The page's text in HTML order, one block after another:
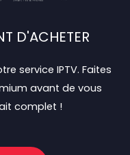
D'ACHETER
service IPTV. Faites
avant de vous
complet !